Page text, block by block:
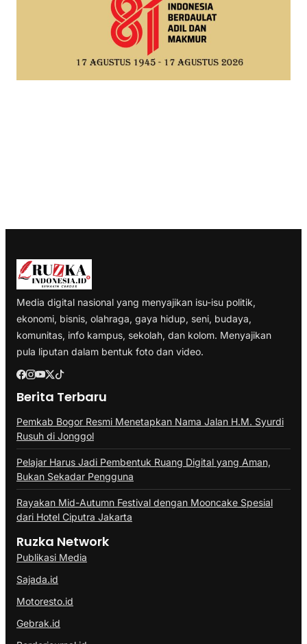
Media digital nasional yang menyajikan isu-isu politik,
ekonomi, bisnis, olahraga, gaya hidup, seni, budaya,
komunitas, info kampus, sekolah, dan kolom. Menyajikan
pula liputan dalam bentuk foto dan video.
Berita Terbaru
Pemkab Bogor Resmi Menetapkan Nama Jalan H.M. Syurdi
Rusuh di Jonggol
Pelajar Harus Jadi Pembentuk Ruang Digital yang Aman,
Bukan Sekadar Pengguna
Rayakan Mid-Autumn Festival dengan Mooncake Spesial
dari Hotel Ciputra Jakarta
Ruzka Network
Publikasi Media
Sajada.id
Motoresto.id
Gebrak.id